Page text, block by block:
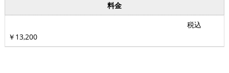
料金
税込
￥13,200